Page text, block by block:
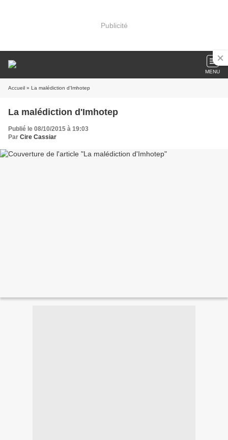
Publicité
MENU
Accueil » La malédiction d'Imhotep
La malédiction d'Imhotep
Publié le 08/10/2015 à 19:03
Par Cire Cassiar